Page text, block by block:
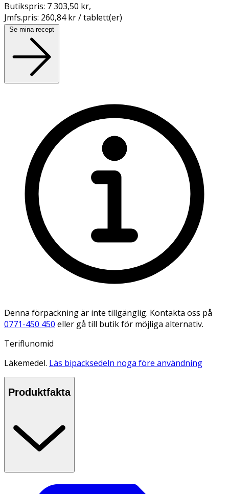
Butikspris: 7 303,50 kr,
Jmfs.pris: 260,84 kr / tablett(er)
Se mina recept
Denna förpackning är inte tillgänglig. Kontakta oss på
0771-450 450 eller gå till butik för möjliga alternativ.
Teriflunomid
Läkemedel. Läs bipacksedeln noga före användning
Produktfakta